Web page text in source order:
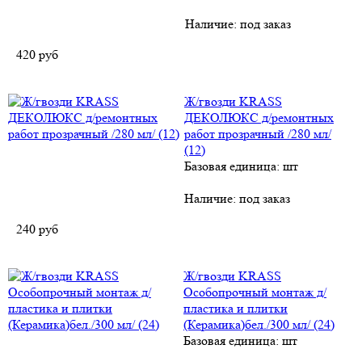
Наличие: под заказ
420 руб
Ж/гвозди KRASS
ДЕКОЛЮКС д/ремонтных
работ прозрачный /280 мл/
(12)
Базовая единица: шт
Наличие: под заказ
240 руб
Ж/гвозди KRASS
Особопрочный монтаж д/
пластика и плитки
(Керамика)бел./300 мл/ (24)
Базовая единица: шт